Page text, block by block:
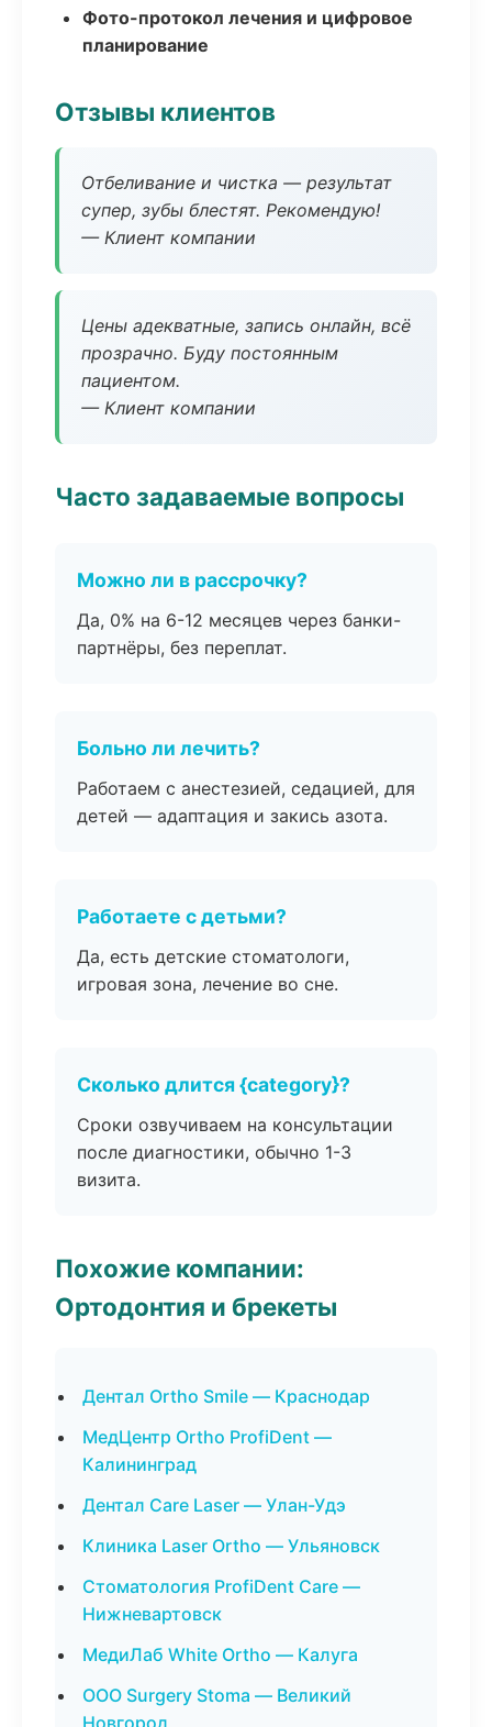
Фото-протокол лечения и цифровое
планирование
Отзывы клиентов
Отбеливание и чистка — результат
супер, зубы блестят. Рекомендую!
— Клиент компании
Цены адекватные, запись онлайн, всё
прозрачно. Буду постоянным
пациентом.
— Клиент компании
Часто задаваемые вопросы
Можно ли в рассрочку?
Да, 0% на 6-12 месяцев через банки-
партнёры, без переплат.
Больно ли лечить?
Работаем с анестезией, седацией, для
детей — адаптация и закись азота.
Работаете с детьми?
Да, есть детские стоматологи,
игровая зона, лечение во сне.
Сколько длится {category}?
Сроки озвучиваем на консультации
после диагностики, обычно 1-3
визита.
Похожие компании:
Ортодонтия и брекеты
Дентал Ortho Smile — Краснодар
МедЦентр Ortho ProfiDent —
Калининград
Дентал Care Laser — Улан-Удэ
Клиника Laser Ortho — Ульяновск
Стоматология ProfiDent Care —
Нижневартовск
МедиЛаб White Ortho — Калуга
ООО Surgery Stoma — Великий
Новгород